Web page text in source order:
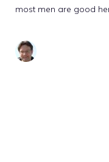
most men are good